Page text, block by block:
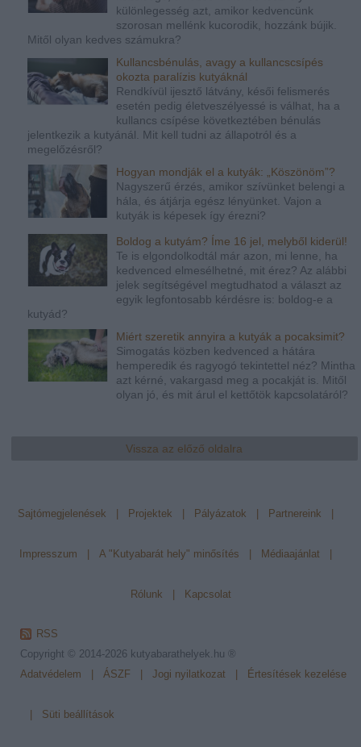
különlegesség azt, amikor kedvencünk
szorosan mellénk kucorodik, hozzánk bújik.
Mitől olyan kedves számukra?
Kullancsbénulás, avagy a kullancscsípés
okozta paralízis kutyáknál
Rendkívül ijesztő látvány, késői felismerés
esetén pedig életveszélyessé is válhat, ha a
kullancs csípése következtében bénulás
jelentkezik a kutyánál. Mit kell tudni az állapotról és a
megelőzésről?
Hogyan mondják el a kutyák: „Köszönöm”?
Nagyszerű érzés, amikor szívünket belengi a
hála, és átjárja egész lényünket. Vajon a
kutyák is képesek így érezni?
Boldog a kutyám? Íme 16 jel, melyből kiderül!
Te is elgondolkodtál már azon, mi lenne, ha
kedvenced elmesélhetné, mit érez? Az alábbi
jelek segítségével megtudhatod a választ az
egyik legfontosabb kérdésre is: boldog-e a
kutyád?
Miért szeretik annyira a kutyák a pocaksimit?
Simogatás közben kedvenced a hátára
hemperedik és ragyogó tekintettel néz? Mintha
azt kérné, vakargasd meg a pocakját is. Mitől
olyan jó, és mit árul el kettőtök kapcsolatáról?
Vissza az előző oldalra
Sajtómegjelenések | Projektek | Pályázatok | Partnereink |
Impresszum | A "Kutyabarát hely" minősítés | Médiaajánlat |
Rólunk | Kapcsolat
RSS
Copyright © 2014-2026 kutyabarathelyek.hu ®
Adatvédelem | ÁSZF | Jogi nyilatkozat | Értesítések kezelése
| Süti beállítások